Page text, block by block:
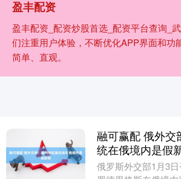
盈丰配资
盈丰配资_配资炒股首选_配资平台查询_
们注重用户体验，不断优化APP界面和功
简单、直观。
融可赢配 俄外交
统在俄境内是假
俄罗斯外交部1月3